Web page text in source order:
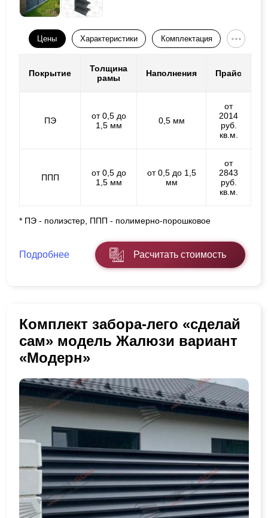
Цены Характеристики Комплектация
Покрытие
Толщина
рамы
Наполнения Прайс
ПЭ
от 0,5 до
1,5 мм
0,5 мм
от
2014
руб.
кв.м.
ППП
от 0,5 до
1,5 мм
от 0,5 до 1,5
мм
от
2843
руб.
кв.м.
* ПЭ - полиэстер, ППП - полимерно-порошковое
Подробнее Расчитать стоимость
Комплект забора-лего «сделай
сам» модель Жалюзи вариант
«Модерн»